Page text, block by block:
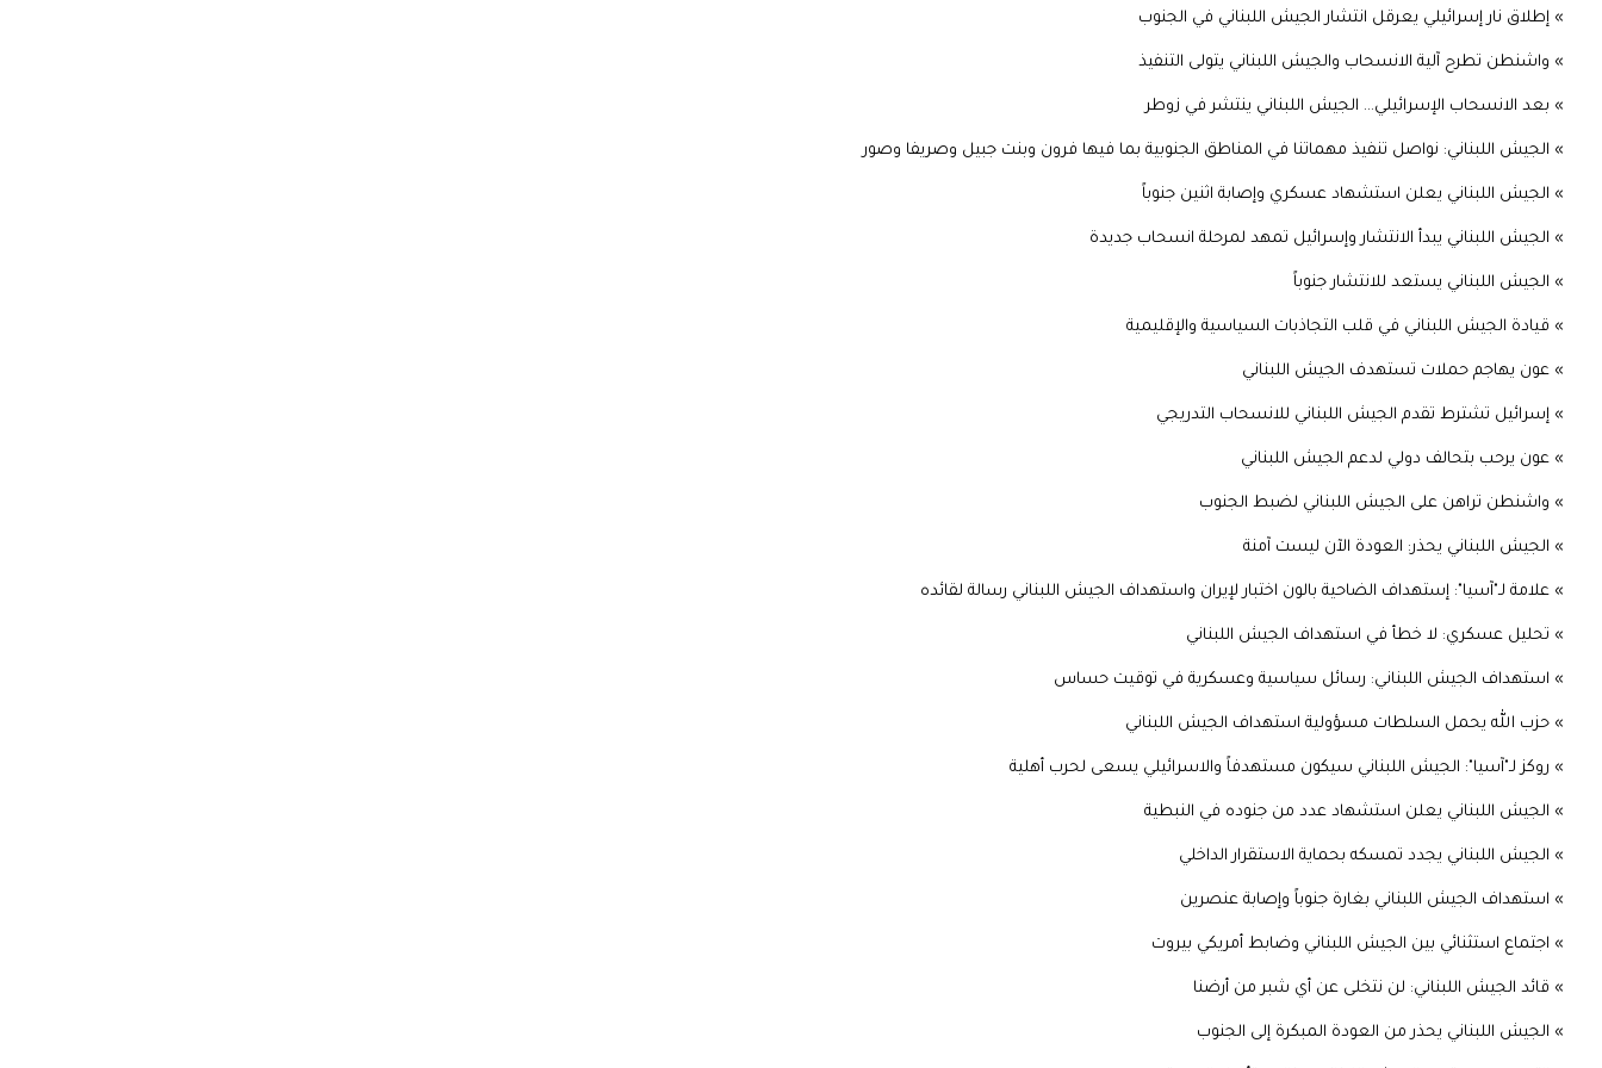
» إطلاق نار إسرائيلي يعرقل انتشار الجيش اللبناني في الجنوب
» واشنطن تطرح آلية الانسحاب والجيش اللبناني يتولى التنفيذ
» بعد الانسحاب الإسرائيلي... الجيش اللبناني ينتشر في زوطر
» الجيش اللبناني: نواصل تنفيذ مهماتنا في المناطق الجنوبية بما فيها فرون وبنت جبيل وصريفا وصور
» الجيش اللبناني يعلن استشهاد عسكري وإصابة اثنين جنوباً
» الجيش اللبناني يبدأ الانتشار وإسرائيل تمهد لمرحلة انسحاب جديدة
» الجيش اللبناني يستعد للانتشار جنوباً
» قيادة الجيش اللبناني في قلب التجاذبات السياسية والإقليمية
» عون يهاجم حملات تستهدف الجيش اللبناني
» إسرائيل تشترط تقدم الجيش اللبناني للانسحاب التدريجي
» عون يرحب بتحالف دولي لدعم الجيش اللبناني
» واشنطن تراهن على الجيش اللبناني لضبط الجنوب
» الجيش اللبناني يحذر: العودة الآن ليست آمنة
» علامة لـ"آسيا": إستهداف الضاحية بالون اختبار لإيران واستهداف الجيش اللبناني رسالة لقائده
» تحليل عسكري: لا خطأ في استهداف الجيش اللبناني
» استهداف الجيش اللبناني: رسائل سياسية وعسكرية في توقيت حساس
» حزب الله يحمل السلطات مسؤولية استهداف الجيش اللبناني
» روكز لـ"آسيا": الجيش اللبناني سيكون مستهدفاً والاسرائيلي يسعى لحرب أهلية
» الجيش اللبناني يعلن استشهاد عدد من جنوده في النبطية
» الجيش اللبناني يجدد تمسكه بحماية الاستقرار الداخلي
» استهداف الجيش اللبناني بغارة جنوباً وإصابة عنصرين
» اجتماع استثنائي بين الجيش اللبناني وضابط أمريكي بيروت
» قائد الجيش اللبناني: لن نتخلى عن أي شبر من أرضنا
» الجيش اللبناني يحذر من العودة المبكرة إلى الجنوب